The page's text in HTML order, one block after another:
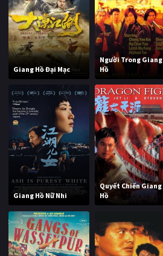
Giang Hồ Đại Mạc
Người Trong Giang
Hồ
Giang Hồ Nữ Nhi
Quyết Chiến Giang
Hồ